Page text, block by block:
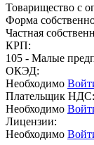
Товарищество с
Форма
Частная
КРП:
105 - Малые
ОКЭД:
Необходимо
Плательщик НДС:
Необходимо
Лицензии:
Необходимо